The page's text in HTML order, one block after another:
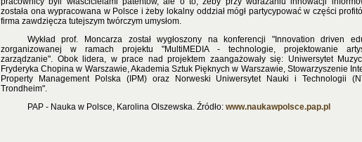
została ona wypracowana w Polsce i żeby lokalny oddział mógł partycypować w części
firma zawdzięcza tutejszym twórczym umysłom.
Wykład prof. Moncarza został wygłoszony na konferencji "Innovation driven
zorganizowanej w ramach projektu "MultiMEDIA - technologie, projektowanie
zarządzanie". Obok lidera, w prace nad projektem zaangażowały się: Uniwersytet
Fryderyka Chopina w Warszawie, Akademia Sztuk Pięknych w Warszawie, Stowarzyszenie
Property Management Polska (IPM) oraz Norweski Uniwersytet Nauki i Technologii
Trondheim".
PAP - Nauka w Polsce, Karolina Olszewska. Źródło: www.naukawpolsce.pap.pl